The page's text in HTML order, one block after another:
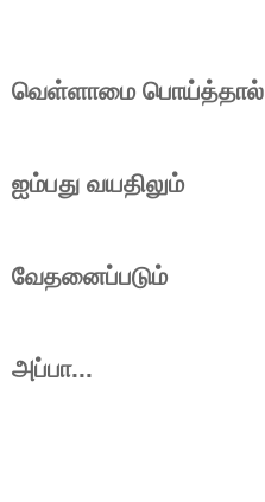
வெள்ளாமை பொய்த்தால்
ஐம்பது வயதிலும்
வேதனைப்படும்
அப்பா...